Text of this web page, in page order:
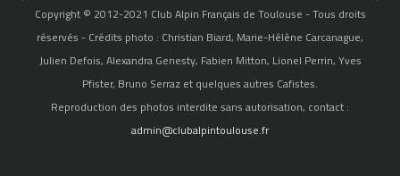
Copyright © 2012-2021 Club Alpin Français de Toulouse - Tous droits
réservés - Crédits photo : Christian Biard, Marie-Hélène Carcanague,
Julien Defois, Alexandra Genesty, Fabien Mitton, Lionel Perrin, Yves
Pfister, Bruno Serraz et quelques autres Cafistes.
Reproduction des photos interdite sans autorisation, contact :
admin@clubalpintoulouse.fr